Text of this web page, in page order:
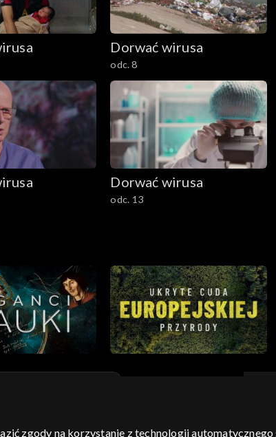
Dorwać wirusa
odc. 8
Dorwać wirusa
odc. 13
zgody na korzystanie z technologii